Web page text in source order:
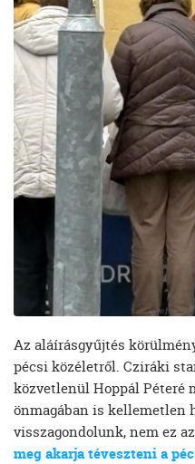
Az aláírásgyűjtés
pécsi közéletről. Cziráki
közvetlenül Hoppál Péteré
önmagában is kellemetlen
visszagondolunk, nem ez
meg akarja téveszteni a